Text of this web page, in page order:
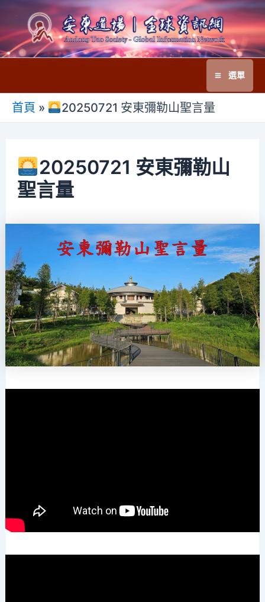
至
主
Main
選單
首頁 » 20250721 安東彌勒山聖言量
20250721 安東彌勒山
聖言量